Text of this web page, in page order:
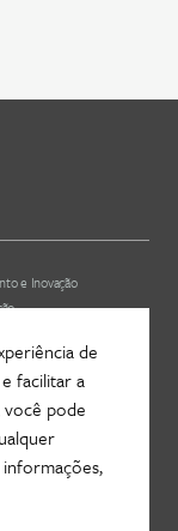
e Inovação
de
facilitar a
você pode